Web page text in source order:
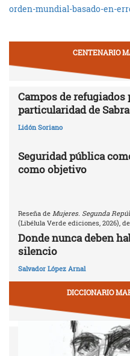
orden-mundial-basado-en-
CENTENARIO
Campos de refugiados
particularidad de
Lidón Soriano
Seguridad pública
como objetivo
Reseña de Mujeres. Segunda
(Libélula Verde ediciones, 2026),
Donde nunca deben
silencio
Salvador López Arnal
DICCIONARIO